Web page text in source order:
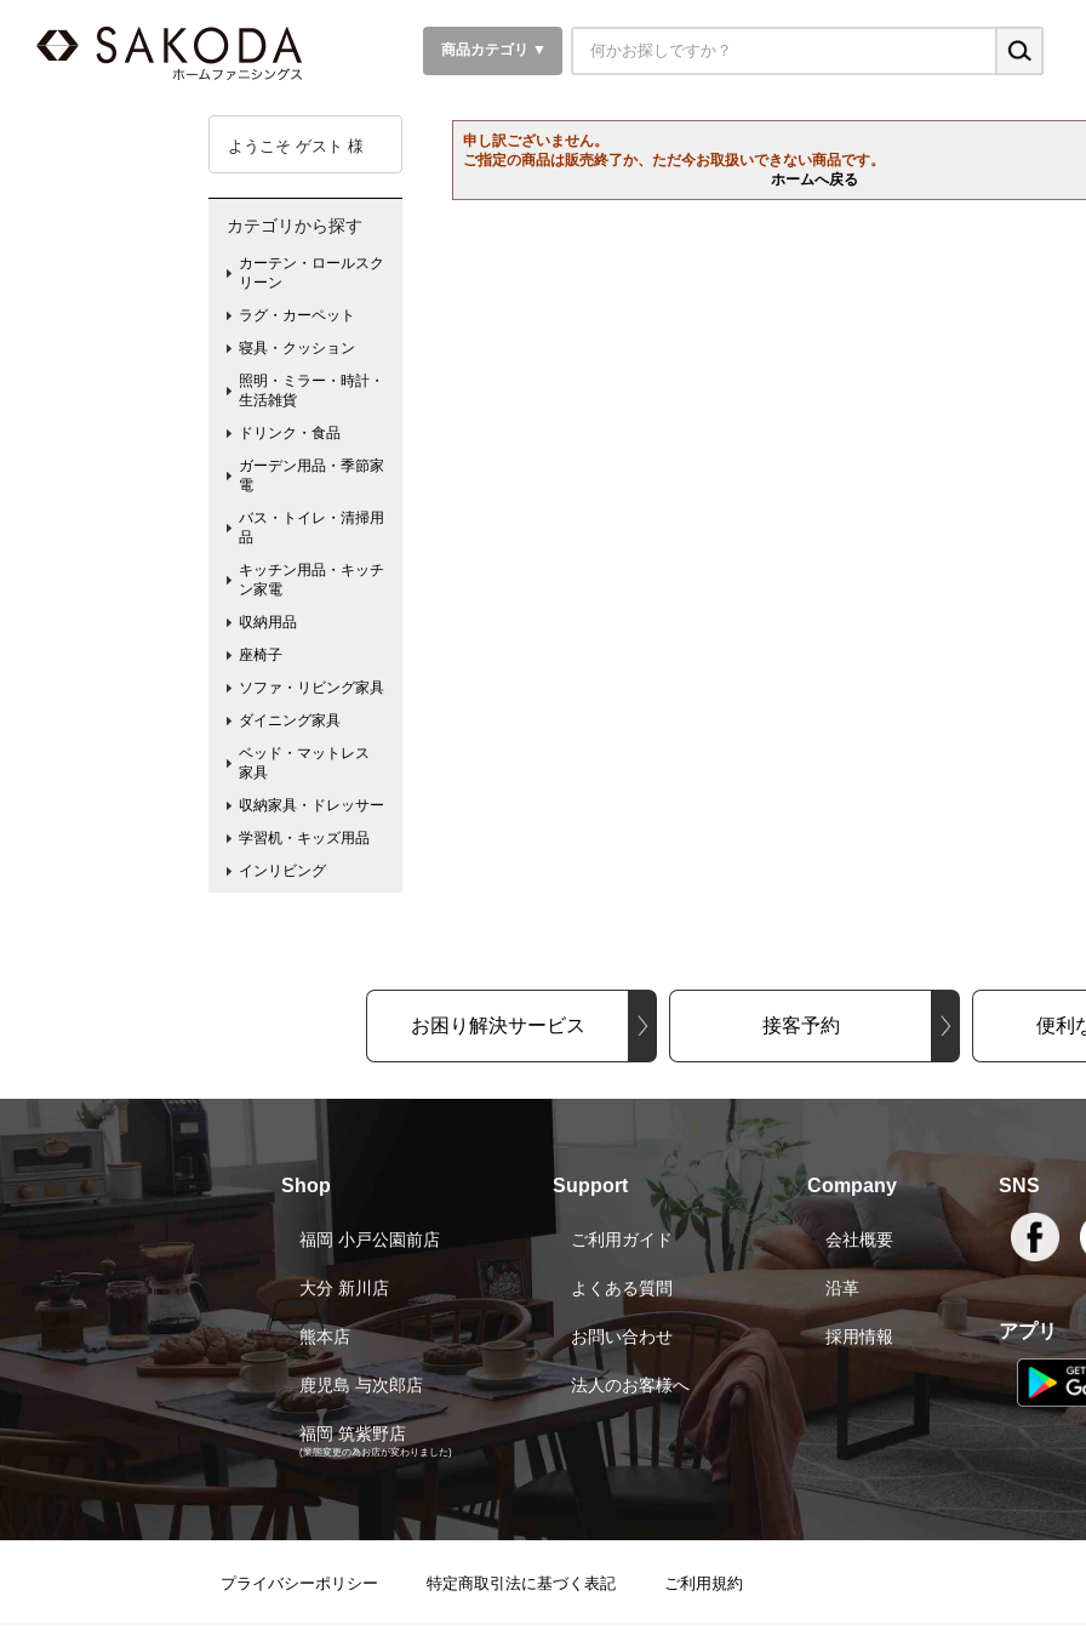
商品カテゴリ ▼
申し訳ございません。
ご指定の商品は販売終了か、ただ今お取扱いできない商品です。
ホームへ戻る
ようこそ ゲスト 様
カテゴリから探す
カーテン・ロールスク
リーン
ラグ・カーペット
寝具・クッション
照明・ミラー・時計・
生活雑貨
ドリンク・食品
ガーデン用品・季節家
電
バス・トイレ・清掃用
品
キッチン用品・キッチ
ン家電
収納用品
座椅子
ソファ・リビング家具
ダイニング家具
ベッド・マットレス
家具
収納家具・ドレッサー
学習机・キッズ用品
インリビング
お困り解決サービス 接客予約 便利
Shop
福岡 小戸公園前店
大分 新川店
熊本店
鹿児島 与次郎店
福岡 筑紫野店
(業態変更の為お店が変わりました)
Support
ご利用ガイド
よくある質問
お問い合わせ
法人のお客様へ
Company
会社概要
沿革
採用情報
SNS
アプリ
プライバシーポリシー 特定商取引法に基づく表記 ご利用規約